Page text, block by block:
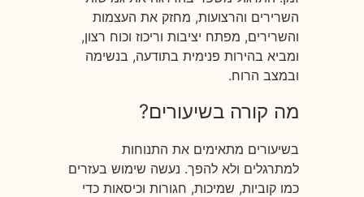
השרירים והרצועות, מחזק את העצמות
והשרירים, מפתח יציבות וריכוז וכוח רצון,
ומביא בהירות פנימית בתודעה, בנשימה
ובמצב הרוח.
מה קורה בשיעורים?
בשיעורים מתאימים את התנוחות
למתרגלים ולא להפך. נעשה שימוש בעזרים
כמו קוביות, שמיכות, חגורות וכיסאות כדי